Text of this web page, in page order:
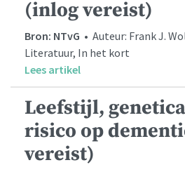
(inlog vereist)
Bron: NTvG • Auteur: Frank J.
Literatuur, In het kort
Lees artikel
Leefstijl,
risico op
vereist)